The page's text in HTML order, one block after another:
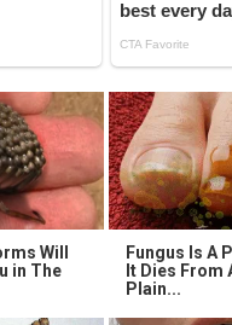
Will
in The
Fungus Is A
It Dies From
Plain...